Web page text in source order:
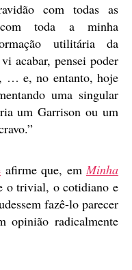
com todas as
toda a minha
utilitária da
acabar, pensei poder
… e, no entanto, hoje
uma singular
um Garrison ou um
afirme que, em Minha
o trivial, o cotidiano e
fazê-lo parecer
radicalmente